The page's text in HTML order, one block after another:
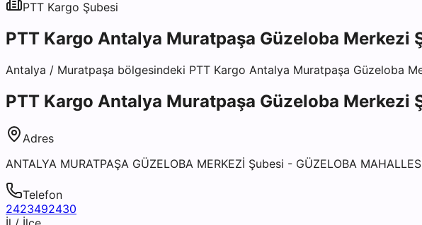
PTT Kargo Şubesi
PTT Kargo Antalya Muratpaşa Güzeloba Merkezi
Antalya / Muratpaşa bölgesindeki PTT Kargo Antalya Muratpaşa Güzeloba
PTT Kargo Antalya Muratpaşa Güzeloba Merkezi
Adres
ANTALYA MURATPAŞA GÜZELOBA MERKEZİ Şubesi - GÜZELOBA
Telefon
2423492430